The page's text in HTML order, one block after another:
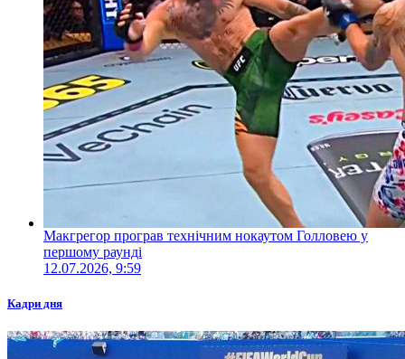
Макгрегор програв технічним нокаутом Голловею у
першому раунді
12.07.2026, 9:59
Кадри дня